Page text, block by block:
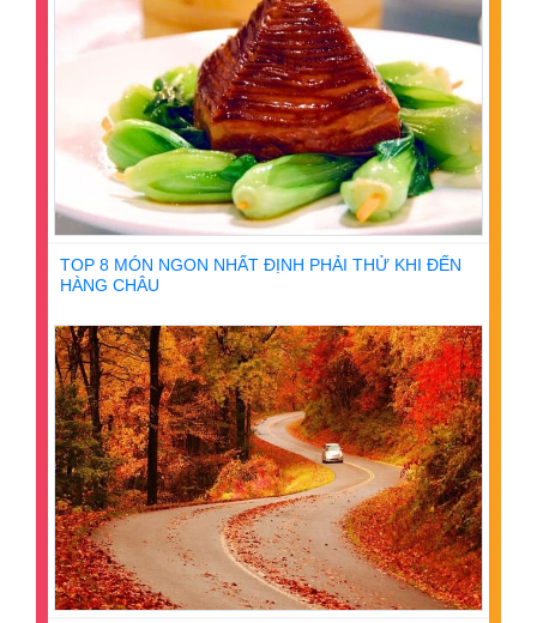
TOP 8 MÓN NGON NHẤT ĐỊNH PHẢI THỬ KHI ĐẾN
HÀNG CHÂU